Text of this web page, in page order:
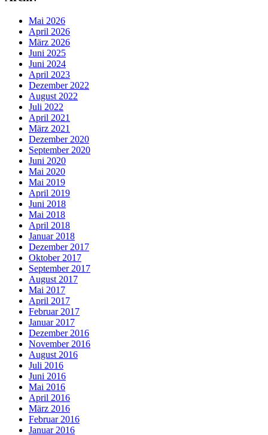
Mai 2026
April 2026
März 2026
Juni 2025
Juni 2024
April 2023
Dezember 2022
August 2022
Juli 2022
April 2021
März 2021
Dezember 2020
September 2020
Juni 2020
Mai 2020
Mai 2019
April 2019
Juni 2018
Mai 2018
April 2018
Januar 2018
Dezember 2017
Oktober 2017
September 2017
August 2017
Mai 2017
April 2017
Februar 2017
Januar 2017
Dezember 2016
November 2016
August 2016
Juli 2016
Juni 2016
Mai 2016
April 2016
März 2016
Februar 2016
Januar 2016